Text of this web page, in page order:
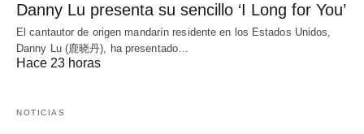
Danny Lu presenta su sencillo ‘I Long for You’
El cantautor de origen mandarín residente en los Estados Unidos,
Danny Lu (鹿晓丹), ha presentado…
Hace 23 horas
NOTICIAS